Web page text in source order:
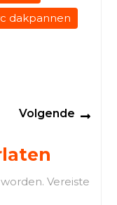
dakpannen
Volgende
Vereiste